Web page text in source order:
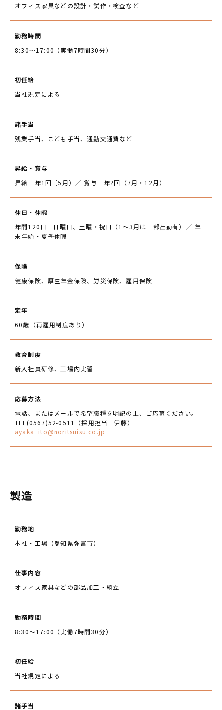
オフィス家具などの設計・試作・検査など
勤務時間
8:30～17:00（実働7時間30分）
初任給
当社規定による
諸手当
残業手当、こども手当、通勤交通費など
昇給・賞与
昇給 年1回（5月）／ 賞与 年2回（7月・12月）
休日・休暇
年間120日 日曜日、土曜・祝日（1～3月は一部出勤有）／ 年
末年始・夏季休暇
保険
健康保険、厚生年金保険、労災保険、雇用保険
定年
60歳（再雇用制度あり）
教育制度
新入社員研修、工場内実習
応募方法
電話、またはメールで希望職種を明記の上、ご応募ください。
TEL(0567)52-0511（採用担当 伊藤）
ayaka_ito@noritsuisu.co.jp
製造
勤務地
本社・工場（愛知県弥富市）
仕事内容
オフィス家具などの部品加工・組立
勤務時間
8:30～17:00（実働7時間30分）
初任給
当社規定による
諸手当